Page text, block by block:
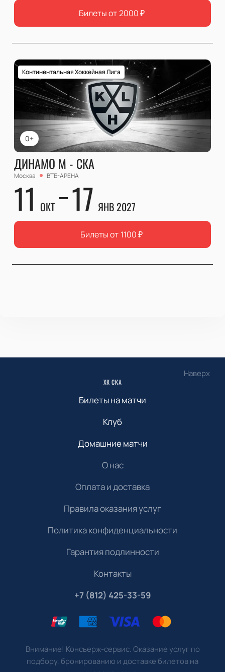
Билеты от 2000₽
0+
Континентальная Хоккейная Лига
ДИНАМО М - СКА
Москва ВТБ-АРЕНА
11 ОКТ 17 ЯНВ 2027
Билеты от 1100₽
Наверх
ХК СКА
Билеты на матчи
Клуб
Домашние матчи
О нас
Оплата и доставка
Правила оказания услуг
Политика конфиденциальности
Гарантия подлинности
Контакты
+7 (812) 425-33-59
Внимание! Консьерж-сервис. Оказание услуг по
подбору, бронированию и доставке билетов на